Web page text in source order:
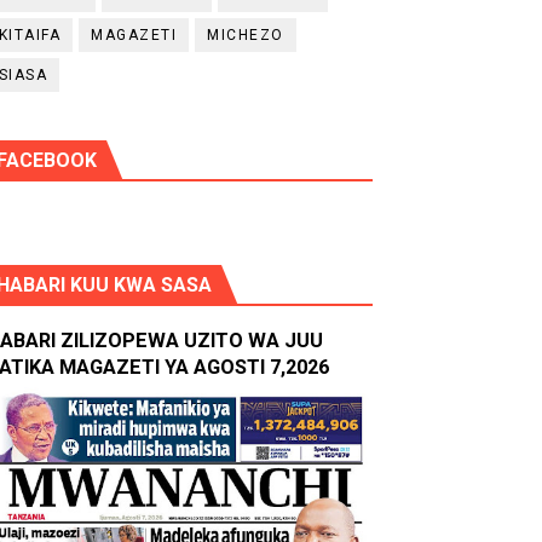
MAGAZETI MICHEZO
KUU KWA SASA
ZILIZOPEWA UZITO WA JUU
MAGAZETI YA AGOSTI 7,2026